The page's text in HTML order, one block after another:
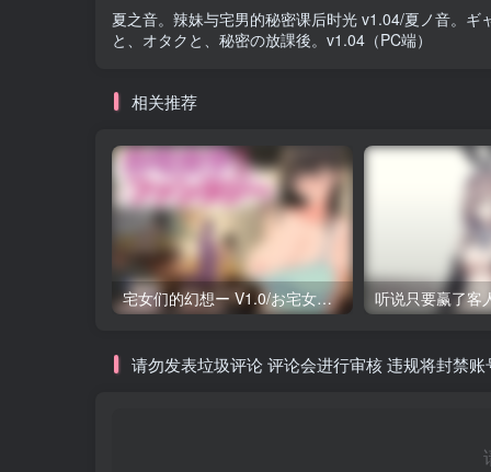
夏之音。辣妹与宅男的秘密课后时光 v1.04/夏ノ音。ギ
と、オタクと、秘密の放課後。v1.04（PC端）
相关推荐
宅女们的幻想ー V1.0/お宅女子のファンタジー V1.0（PC端）
请勿发表垃圾评论 评论会进行审核 违规将封禁